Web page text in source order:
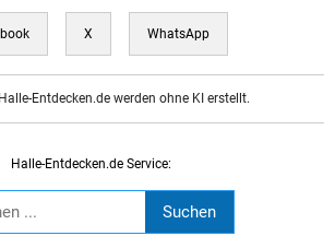
X WhatsApp
Entdecken.de werden ohne KI erstellt.
Halle-Entdecken.de Service: